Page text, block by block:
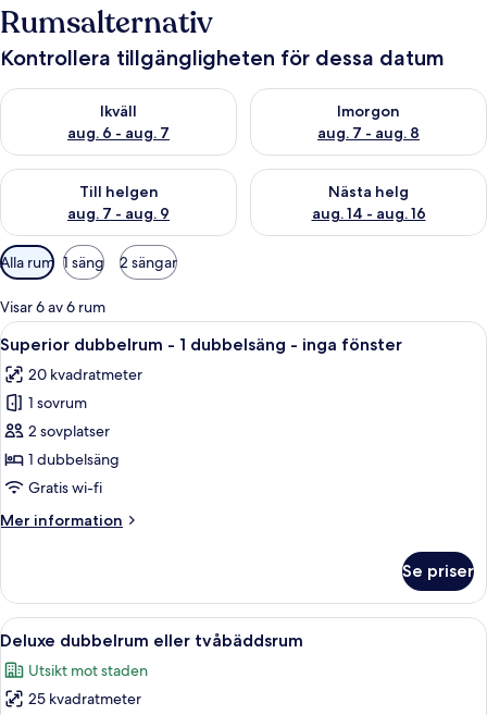
Rumsalternativ
Kontrollera tillgängligheten för dessa datum
Ikväll
aug. 6 - aug. 7
Kontrollera tillgängligheten för ikväll aug. 6 - aug. 7
Imorgon
aug. 7 - aug. 8
Kontrollera tillgängligheten
Till helgen
aug. 7 - aug. 9
Kontrollera tillgängligheten för den här helgen aug. 7 - aug. 9
Nästa helg
aug. 14 - aug. 16
Kontrollera tillgängligheten
Tillgängliga
filter
för
rum
Alla rum 1 säng 2 sängar
Visar 6 av 6 rum
Öppna
alla
foton
för
Superior
dubbelrum
-
dubbelsäng
fönster
Ett hotellrum med en stor säng,
4
Superior dubbelrum - 1 dubbelsäng - inga fönster
20 kvadratmeter
1 sovrum
2 sovplatser
1 dubbelsäng
Gratis wi-fi
Mer information
Mer
dubbelrum
1
-
inga
Se priser
Öppna
alla
foton
för
Ett hotellrum med två sängar, ett
10
Deluxe dubbelrum eller tvåbäddsrum
Utsikt mot staden
25 kvadratmeter